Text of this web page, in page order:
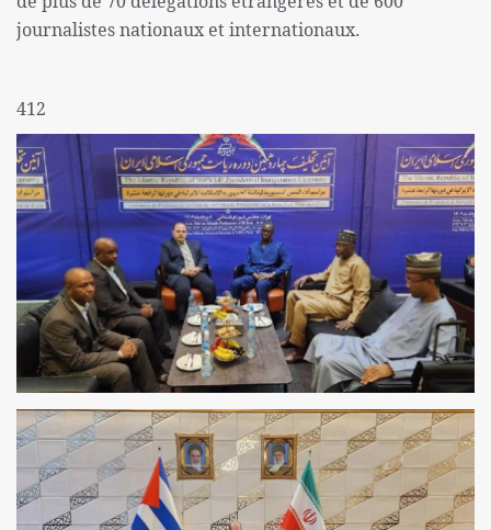
journalistes nationaux et internationaux.
412